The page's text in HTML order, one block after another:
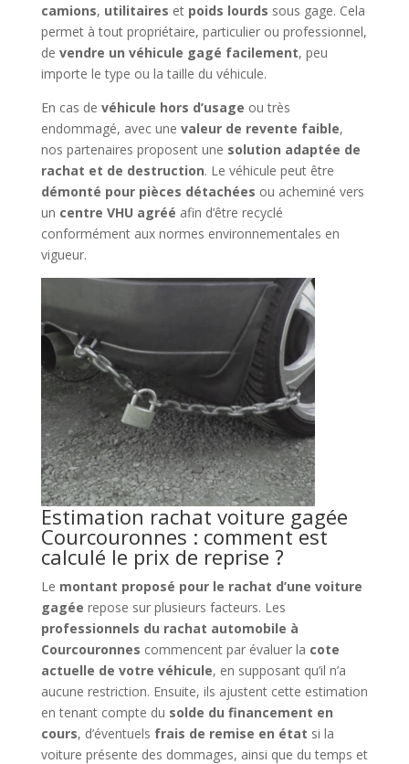
camions, utilitaires et poids lourds sous gage. Cela
permet à tout propriétaire, particulier ou professionnel,
de vendre un véhicule gagé facilement, peu
importe le type ou la taille du véhicule.
En cas de véhicule hors d’usage ou très
endommagé, avec une valeur de revente faible,
nos partenaires proposent une solution adaptée de
rachat et de destruction. Le véhicule peut être
démonté pour pièces détachées ou acheminé vers
un centre VHU agréé afin d’être recyclé
conformément aux normes environnementales en
vigueur.
Estimation rachat voiture gagée
Courcouronnes : comment est
calculé le prix de reprise ?
Le montant proposé pour le rachat d’une voiture
gagée repose sur plusieurs facteurs. Les
professionnels du rachat automobile à
Courcouronnes commencent par évaluer la cote
actuelle de votre véhicule, en supposant qu’il n’a
aucune restriction. Ensuite, ils ajustent cette estimation
en tenant compte du solde du financement en
cours, d’éventuels frais de remise en état si la
voiture présente des dommages, ainsi que du temps et